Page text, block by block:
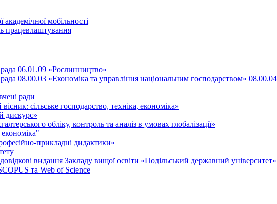
мобільності
працевлаштування
рада 06.01.09 «Рослинництво»
рада 08.00.03 «Економіка та управління національним господарством»
ради
сільське господарство, техніка, економіка»
дискурс»
обліку, контроль та аналіз в умовах глобалізації»
прикладні дидактики»
видання Закладу вищої освіти «Подільський державний університет»
та Web of Science